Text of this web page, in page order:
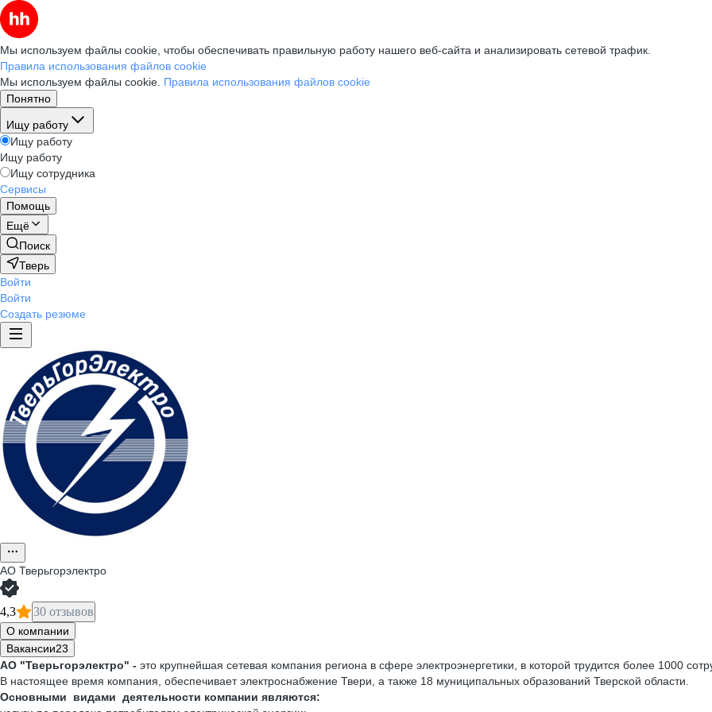
Мы используем файлы cookie, чтобы обеспечивать правильную работу нашего веб-сайта и анализировать сетевой трафик.
Правила использования файлов cookie
Мы используем файлы cookie. Правила использования файлов cookie
Понятно
Ищу работу
Ищу работу
Ищу работу
Ищу сотрудника
Сервисы
Помощь
Ещё
Поиск
Тверь
Войти
Войти
Создать резюме
АО Тверьгорэлектро
4,3 30 отзывов
О компании
Вакансии23
АО "Тверьгорэлектро" - это крупнейшая сетевая компания региона в сфере электроэнергетики, в которой трудится более 1000
В настоящее время компания, обеспечивает электроснабжение Твери, а также 18 муниципальных образований Тверской области.
Основными видами деятельности компании являются: